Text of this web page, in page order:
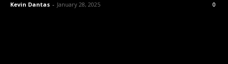
Kevin Dantas - January 28, 2025 0